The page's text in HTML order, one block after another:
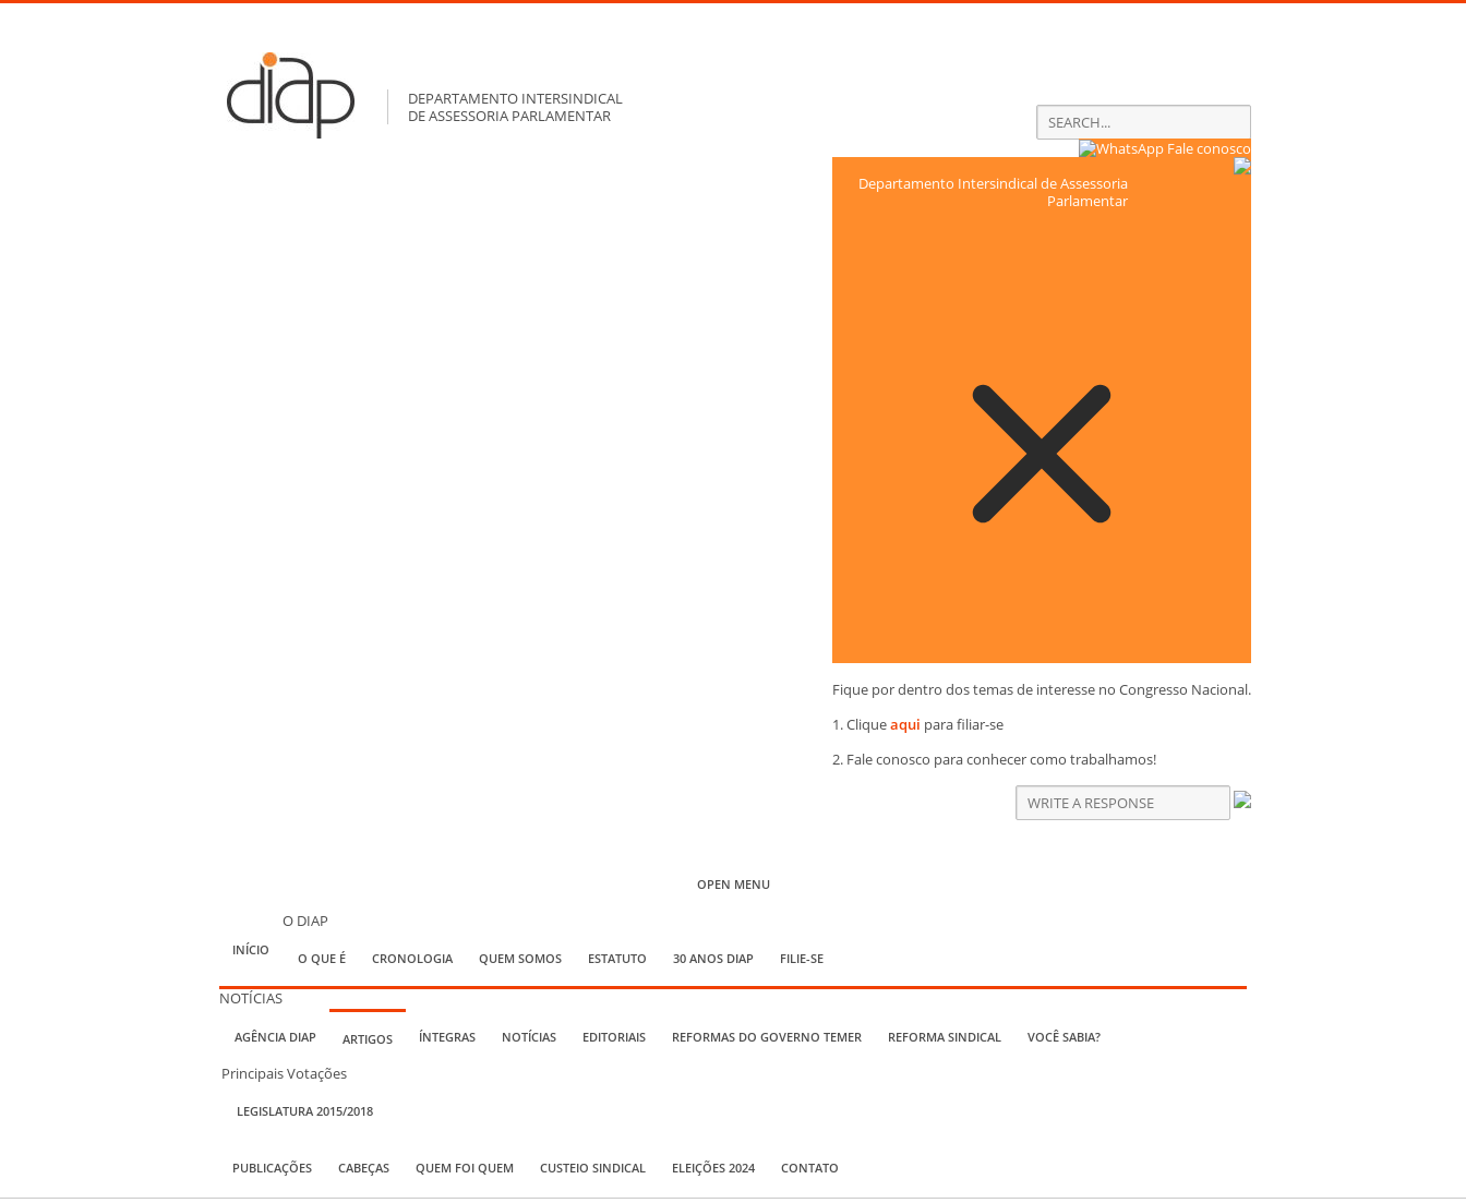
DEPARTAMENTO INTERSINDICAL
DE ASSESSORIA PARLAMENTAR
Fale conosco
Departamento Intersindical de Assessoria
Parlamentar
Fique por dentro dos temas de interesse no Congresso Nacional.
1. Cliqueaqui para filiar-se
2. Fale conosco para conhecer como trabalhamos!
OPEN MENU
INÍCIO
O DIAP
O QUE É CRONOLOGIA QUEM SOMOS ESTATUTO 30 ANOS DIAP FILIE-SE
NOTÍCIAS
AGÊNCIA DIAP ARTIGOS ÍNTEGRAS NOTÍCIAS EDITORIAIS REFORMAS DO GOVERNO TEMER REFORMA SINDICAL VOCÊ SABIA?
Principais Votações
LEGISLATURA 2015/2018
PUBLICAÇÕES CABEÇAS QUEM FOI QUEM CUSTEIO SINDICAL ELEIÇÕES 2024 CONTATO